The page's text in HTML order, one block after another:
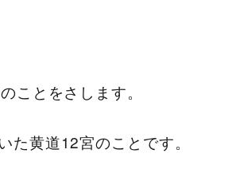
ことをさします。
黄道12宮のことです。